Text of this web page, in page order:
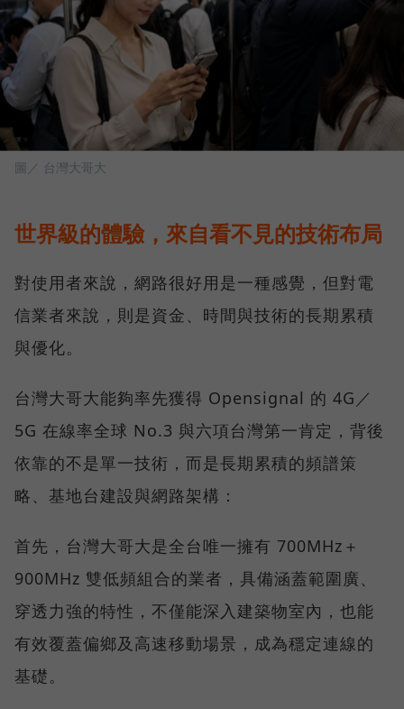
圖／ 台灣大哥大
世界級的體驗，來自看不見的技術布局
對使用者來說，網路很好用是一種感覺，但對電
信業者來說，則是資金、時間與技術的長期累積
與優化。
台灣大哥大能夠率先獲得 Opensignal 的 4G／
5G 在線率全球 No.3 與六項台灣第一肯定，背後
依靠的不是單一技術，而是長期累積的頻譜策
略、基地台建設與網路架構：
首先，台灣大哥大是全台唯一擁有 700MHz＋
900MHz 雙低頻組合的業者，具備涵蓋範圍廣、
穿透力強的特性，不僅能深入建築物室內，也能
有效覆蓋偏鄉及高速移動場景，成為穩定連線的
基礎。